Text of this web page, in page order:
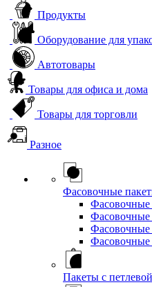
Продукты
Оборудование для
Автотовары
Товары для офиса и дома
Товары для торговли
Разное
Фасовочные
Пакеты с